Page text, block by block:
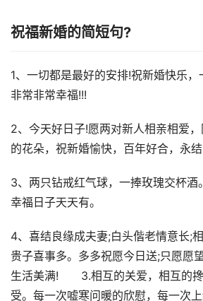
祝福新婚的简短句?
1、一切都是最好的安排!祝新婚快乐
非常非常幸福!!!
2、今天好日子!愿两对新人相亲相爱
的花朵，祝新婚愉快，百年好合，永
3、两只钻戒红气球，一捧玫瑰交杯酒
幸福日子天天有。
4、喜结良缘成夫妻;白头偕老情意长;
贵子喜事多。多多祝愿今日送;只愿愿
生活美满! 3.相互的关爱，相互的搀
受。每一次嘘寒问暖的欣慰，每一次